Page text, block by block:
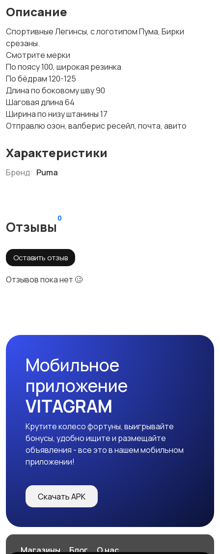
Описание
Спортивные Легинсы, с логотипом Пума, Бирки
срезаны.
Смотрите мерки
По поясу 100, широкая резинка
По бёдрам 120-125
Длина по боковому шву 90
Шаговая длина 64
Ширина по низу штанины 17
Отправлю озон, валберис ресейл, почта, авито
Характеристики
Бренд: Puma
Отзывы
0
Оставить отзыв
Отзывов пока нет 🥴
Мобильное
приложение
VITAGRAM
Крутите колесо фортуны, выигрывайте
бонусы, удобно ищите и размещайте
объявления - все это в нашем мобильном
приложении!
Скачать APK
Магазины Блог О нас